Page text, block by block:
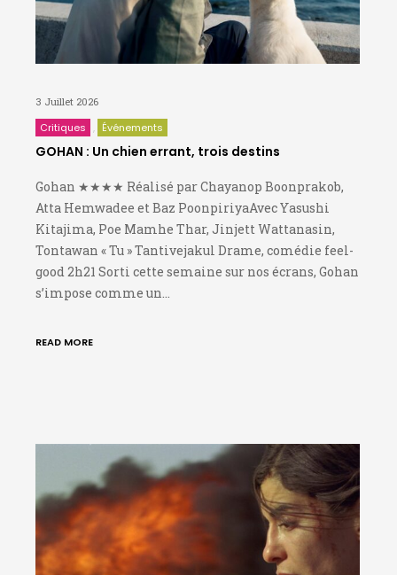
3 Juillet 2026
Critiques Événements
GOHAN : Un chien errant, trois destins
Gohan ★★★★ Réalisé par Chayanop Boonprakob,
Atta Hemwadee et Baz PoonpiriyaAvec Yasushi
Kitajima, Poe Mamhe Thar, Jinjett Wattanasin,
Tontawan « Tu » Tantivejakul Drame, comédie feel-
good 2h21 Sorti cette semaine sur nos écrans, Gohan
s’impose comme un…
READ MORE